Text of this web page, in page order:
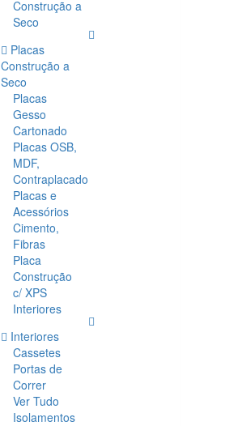
Construção a
Seco
Placas
Construção a
Seco
Placas
Gesso
Cartonado
Placas OSB,
MDF,
Contraplacado
Placas e
Acessórios
Cimento,
Fibras
Placa
Construção
c/ XPS
Interiores
Interiores
Cassetes
Portas de
Correr
Ver Tudo
Isolamentos